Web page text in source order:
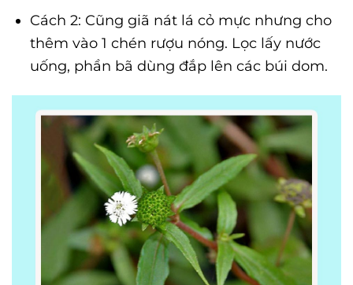
Cách 2: Cũng giã nát lá cỏ mực nhưng cho
thêm vào 1 chén rượu nóng. Lọc lấy nước
uống, phần bã dùng đắp lên các búi dom.